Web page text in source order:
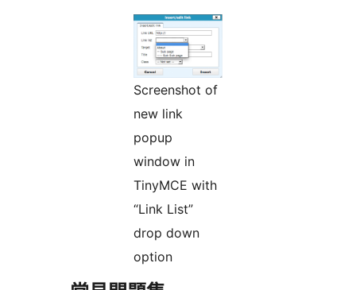
Screenshot of
new link
popup
window in
TinyMCE with
“Link List”
drop down
option